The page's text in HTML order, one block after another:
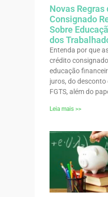
Novas Regras
Consignado
Sobre
dos
Entenda por que
crédito
educação
juros, do
FGTS, além do
Leia mais >>